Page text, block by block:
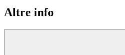
Altre info